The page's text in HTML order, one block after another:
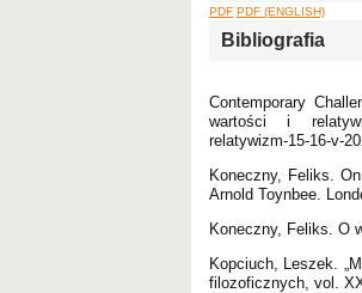
PDF PDF (ENGLISH)
Bibliografia
Contemporary
wartości i
relatywizm-15-16-v-
Koneczny, Feliks.
Arnold Toynbee.
Koneczny, Feliks. O
Kopciuch, Leszek.
filozoficznych, vol.